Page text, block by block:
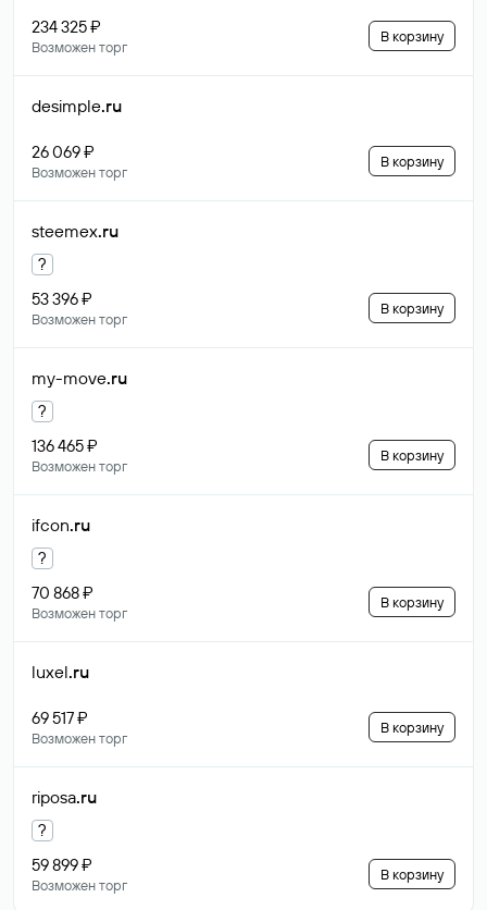
234 325 ₽
Возможен торг
В корзину
desimple.ru
26 069 ₽
Возможен торг
В корзину
steemex.ru
?
53 396 ₽
Возможен торг
В корзину
my-move.ru
?
136 465 ₽
Возможен торг
В корзину
ifcon.ru
?
70 868 ₽
Возможен торг
В корзину
luxel.ru
69 517 ₽
Возможен торг
В корзину
riposa.ru
?
59 899 ₽
Возможен торг
В корзину